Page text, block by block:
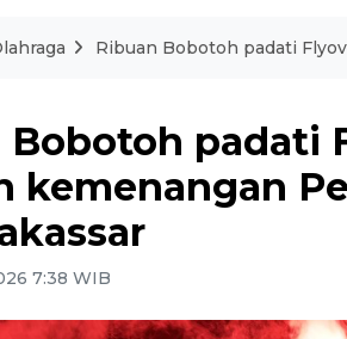
Ribuan Bobotoh padati
Bobotoh padati
kemenangan
7:38 WIB